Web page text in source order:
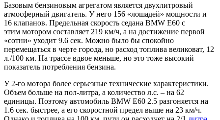
Базовым бензиновым агрегатом является двухлитровый
атмосферный двигатель. У него 156 «лошадей» мощности и
16 клапанов. Предельная скорость седана BMW E60 с
этим мотором составляет 219 км/ч, а на достижение первой
«сотни» уходит 9.6 сек. Можно было бы спокойно
перемещаться в черте города, но расход топлива великоват, 12
л./100 км. На трассе вдвое меньше, но это тоже высокий
показатель потребления бензина.
У 2-го мотора более серьезные технические характеристики.
Объем больше на пол-литра, а количество л.с. – на 62
единицы. Поэтому автомобиль BMW E60 2.5 разгоняется на
1.6 сек. быстрее, а его скоростной предел выше на 23 км/ч.